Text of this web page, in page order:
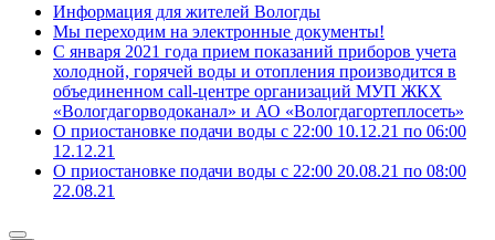
Информация для жителей Вологды
Мы переходим на электронные документы!
С января 2021 года прием показаний приборов учета
холодной, горячей воды и отопления производится в
объединенном call-центре организаций МУП ЖКХ
«Вологдагорводоканал» и АО «Вологдагортеплосеть»
О приостановке подачи воды с 22:00 10.12.21 по 06:00
12.12.21
О приостановке подачи воды с 22:00 20.08.21 по 08:00
22.08.21